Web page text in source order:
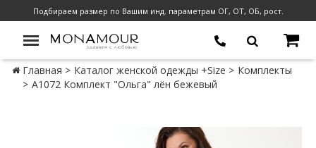
Подбираем размер по Вашим инд. параметрам ОГ, ОТ, ОБ, рост.
Главная Каталог женской одежды +Size
Комплекты
А1072 Комплект "Ольга" лён бежевый